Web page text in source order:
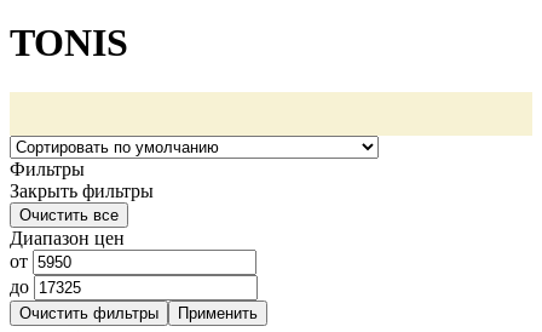
TONIS
Фильтры
Закрыть фильтры
Диапазон цен
от
до